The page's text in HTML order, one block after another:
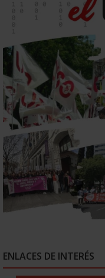
ENLACES DE INTERÉS